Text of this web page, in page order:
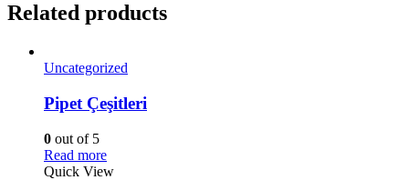
Related products
Uncategorized
Pipet Çeşitleri
0 out of 5
Read more
Quick View